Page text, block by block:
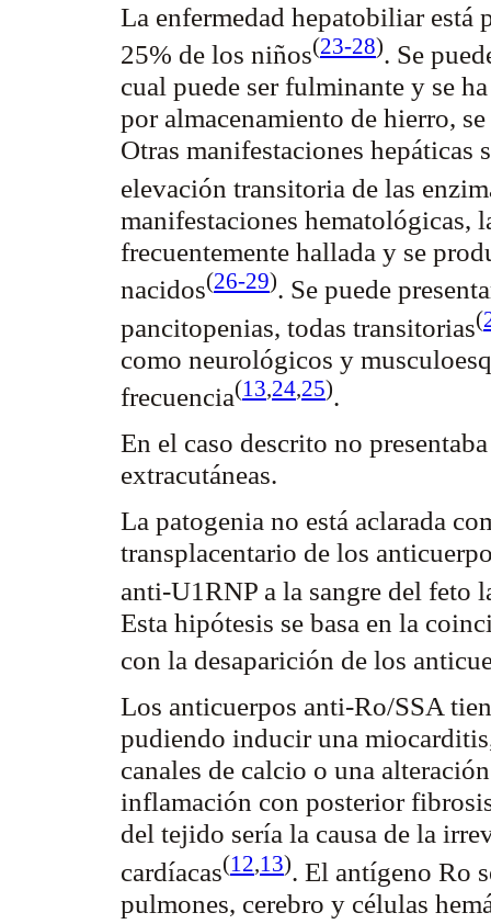
La enfermedad hepatobiliarestá
25% de los niños(23-28). Se
cual puede ser fulminante y se
por almacenamiento de hierro,
Otras manifestaciones hepáticas
elevación transitoria de las
manifestaciones hematológicas,
frecuentemente hallada y se
nacidos(26-29). Se puede
pancitopenias, todas transitorias(
como neurológicos y
frecuencia(13,24,25).
En el caso descrito no
extracutáneas.
La patogenia no está aclarada
transplacentario de los
anti-U1RNP a la sangre del feto
Esta hipótesis se basa en la
con la desaparición de los
Los anticuerpos anti-Ro/SSA
pudiendo inducir una
canales de calcio o una
inflamación con posterior
del tejido sería la causa de la
cardíacas(12,13). El antígeno Ro
pulmones, cerebro y células